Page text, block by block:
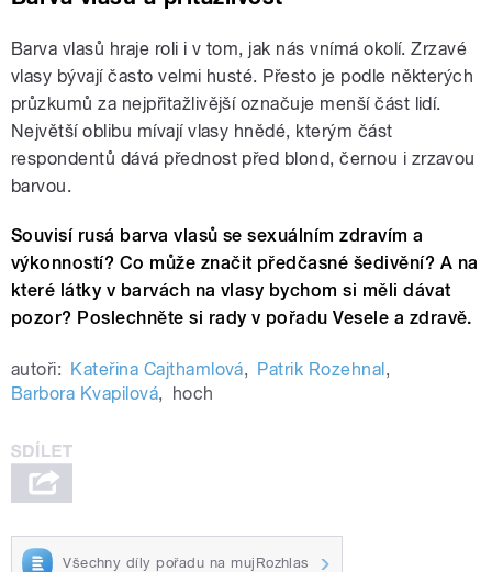
Barva vlasů hraje roli i v tom, jak nás vnímá okolí. Zrzavé
vlasy bývají často velmi husté. Přesto je podle některých
průzkumů za nejpřitažlivější označuje menší část lidí.
Největší oblibu mívají vlasy hnědé, kterým část
respondentů dává přednost před blond, černou i zrzavou
barvou.
Souvisí rusá barva vlasů se sexuálním zdravím a
výkonností? Co může značit předčasné šedivění? A na
které látky v barvách na vlasy bychom si měli dávat
pozor? Poslechněte si rady v pořadu Vesele a zdravě.
autoři: Kateřina Cajthamlová, Patrik Rozehnal,
Barbora Kvapilová, hoch
Všechny díly pořadu na mujRozhlas